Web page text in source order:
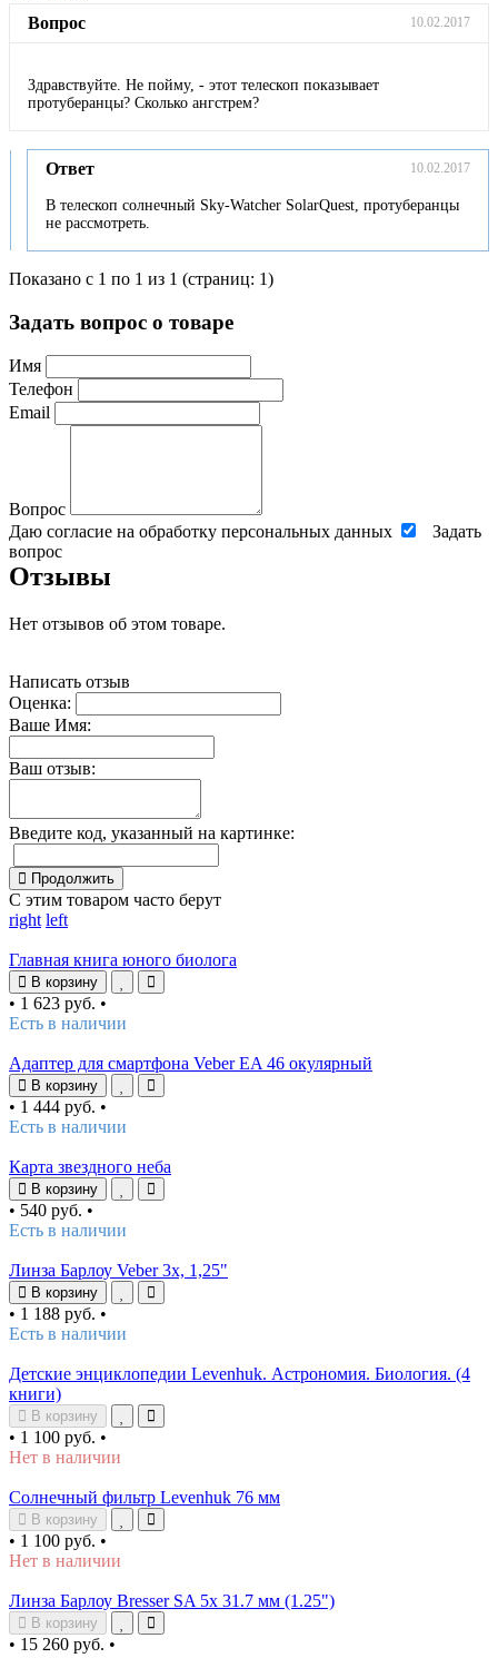
Вопрос 10.02.2017
Здравствуйте. Не пойму, - этот телескоп показывает
протуберанцы? Сколько ангстрем?
Ответ 10.02.2017
В телескоп солнечный Sky-Watcher SolarQuest, протуберанцы
не рассмотреть.
Показано с 1 по 1 из 1 (страниц: 1)
Задать вопрос о товаре
Имя
Телефон
Email
Вопрос
Даю согласие на обработку персональных данных
Задать
вопрос
Отзывы
Нет отзывов об этом товаре.
Написать отзыв
Оценка:
Ваше Имя:
Ваш отзыв:
Введите код, указанный на картинке:
Продолжить
С этим товаром часто берут
right left
Главная книга юного биолога
В корзину
• 1 623 руб. •
Есть в наличии
Адаптер для смартфона Veber EA 46 окулярный
В корзину
• 1 444 руб. •
Есть в наличии
Карта звездного неба
В корзину
• 540 руб. •
Есть в наличии
Линза Барлоу Veber 3х, 1,25"
В корзину
• 1 188 руб. •
Есть в наличии
Детские энциклопедии Levenhuk. Астрономия. Биология. (4
книги)
В корзину
• 1 100 руб. •
Нет в наличии
Солнечный фильтр Levenhuk 76 мм
В корзину
• 1 100 руб. •
Нет в наличии
Линза Барлоу Bresser SA 5х 31.7 мм (1.25")
В корзину
• 15 260 руб. •